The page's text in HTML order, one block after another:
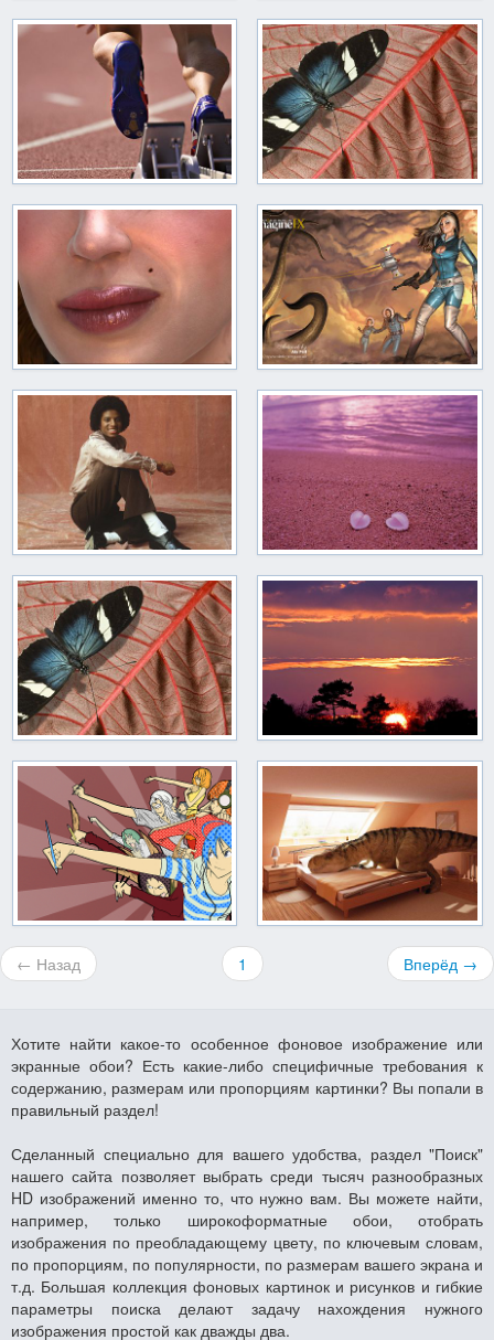
← Назад 1 Вперёд →
Хотите найти какое-то особенное фоновое изображение или
экранные обои? Есть какие-либо специфичные требования к
содержанию, размерам или пропорциям картинки? Вы попали в
правильный раздел!
Сделанный специально для вашего удобства, раздел "Поиск"
нашего сайта позволяет выбрать среди тысяч разнообразных
HD изображений именно то, что нужно вам. Вы можете найти,
например, только широкоформатные обои, отобрать
изображения по преобладающему цвету, по ключевым словам,
по пропорциям, по популярности, по размерам вашего экрана и
т.д. Большая коллекция фоновых картинок и рисунков и гибкие
параметры поиска делают задачу нахождения нужного
изображения простой как дважды два.